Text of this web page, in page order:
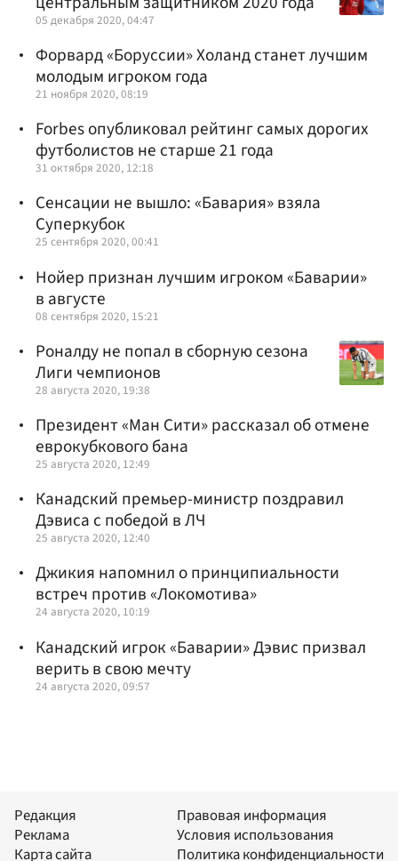
05 декабря 2020, 04:47
Форвард «Боруссии» Холанд станет лучшим
молодым игроком года
21 ноября 2020, 08:19
Forbes опубликовал рейтинг самых дорогих
футболистов не старше 21 года
31 октября 2020, 12:18
Сенсации не вышло: «Бавария» взяла
Суперкубок
25 сентября 2020, 00:41
Нойер признан лучшим игроком «Баварии»
в августе
08 сентября 2020, 15:21
Роналду не попал в сборную сезона
Лиги чемпионов
28 августа 2020, 19:38
Президент «Ман Сити» рассказал об отмене
еврокубкового бана
25 августа 2020, 12:49
Канадский премьер-министр поздравил
Дэвиса с победой в ЛЧ
25 августа 2020, 12:40
Джикия напомнил о принципиальности
встреч против «Локомотива»
24 августа 2020, 10:19
Канадский игрок «Баварии» Дэвис призвал
верить в свою мечту
24 августа 2020, 09:57
Редакция
Реклама
Карта сайта
Правовая информация
Условия использования
Политика конфиденциальности